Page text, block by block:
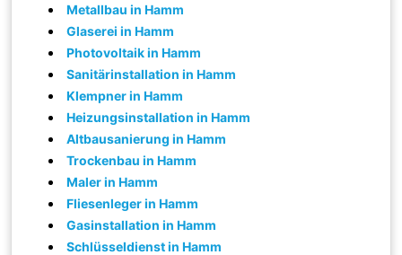
Metallbau in Hamm
Glaserei in Hamm
Photovoltaik in Hamm
Sanitärinstallation in Hamm
Klempner in Hamm
Heizungsinstallation in Hamm
Altbausanierung in Hamm
Trockenbau in Hamm
Maler in Hamm
Fliesenleger in Hamm
Gasinstallation in Hamm
Schlüsseldienst in Hamm